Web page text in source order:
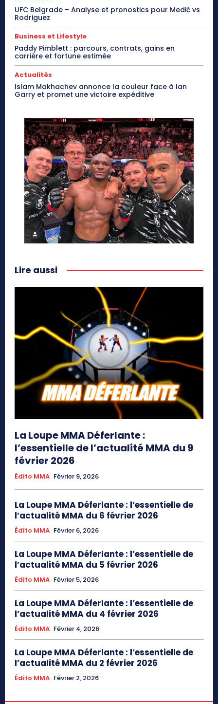
UFC Belgrade – Analyse et pronostics pour Medić vs
Rodriguez
Business et Lifestyle
Paddy Pimblett : parcours, contrats, gains en
carrière et fortune estimée
Actualités
Islam Makhachev annonce la couleur face à Ian
Garry et promet une victoire expéditive
Lire aussi
La Loupe MMA Déferlante :
l’essentielle de l’actualité MMA du 9
février 2026
Édito MMA Février 9, 2026
La Loupe MMA Déferlante : l’essentielle de
l’actualité MMA du 6 février 2026
Édito MMA Février 6, 2026
La Loupe MMA Déferlante : l’essentielle de
l’actualité MMA du 5 février 2026
Édito MMA Février 5, 2026
La Loupe MMA Déferlante : l’essentielle de
l’actualité MMA du 4 février 2026
Édito MMA Février 4, 2026
La Loupe MMA Déferlante : l’essentielle de
l’actualité MMA du 2 février 2026
Édito MMA Février 2, 2026